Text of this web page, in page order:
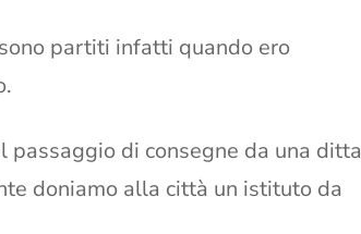
partiti infatti quando ero
di consegne da una ditta
doniamo alla città un istituto da